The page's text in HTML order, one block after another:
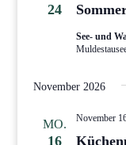
24
See- und
November 2026
MO.
16
November